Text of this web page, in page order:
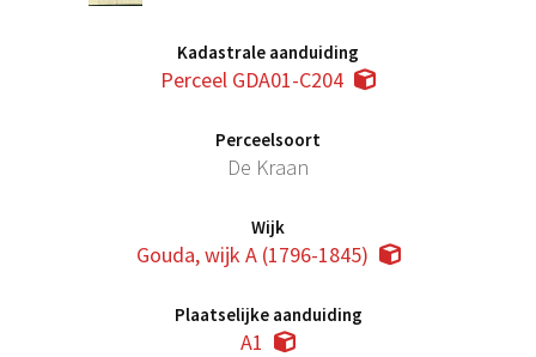
Kadastrale aanduiding
Perceel GDA01-C204
Perceelsoort
De Kraan
Wijk
Gouda, wijk A (1796-1845)
Plaatselijke aanduiding
A1